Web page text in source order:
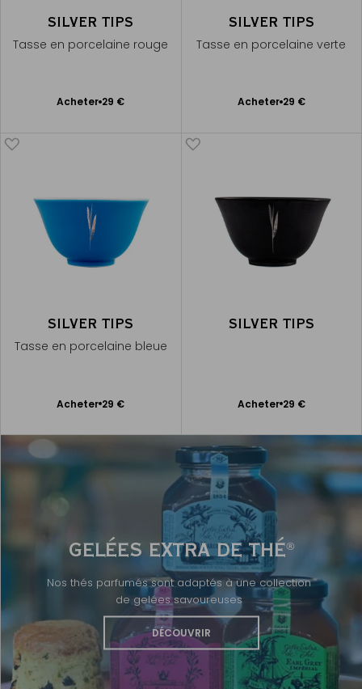
SILVER TIPS
Tasse en porcelaine rouge
Acheter 29 €
Ajouter
SILVER TIPS
Tasse en porcelaine verte
Acheter 29 €
Ajouter
SILVER TIPS
Tasse en porcelaine bleue
Acheter 29 €
Ajouter
panier
SILVER TIPS
Acheter 29 €
Ajouter
panier
GELÉES EXTRA DE THÉ®
Nos thés parfumés sont adaptés à une collection
de gelées savoureuses
DÉCOUVRIR